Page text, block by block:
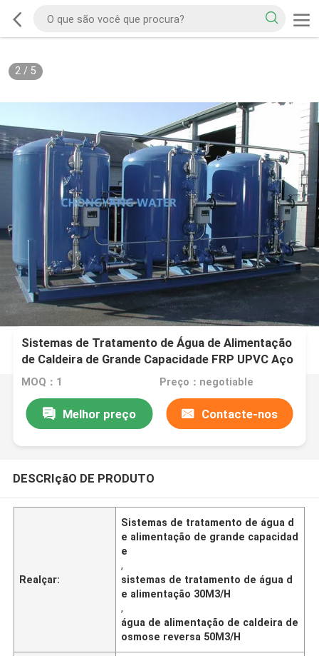
2/ 5
Sistemas de Tratamento de Água de Alimentação
de Caldeira de Grande Capacidade FRP UPVC Aço
Inoxidável Água de Alimentação de Caldeira de
MOQ：1 Preço：negotiable
Melhor preço Contacte-nos
DESCRIçãO DE PRODUTO
Realçar:
Sistemas de tratamento de água d
e alimentação de grande capacidad
e
,
sistemas de tratamento de água d
e alimentação 30M3/H
,
água de alimentação de caldeira de
osmose reversa 50M3/H